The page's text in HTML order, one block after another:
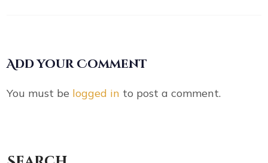
Add your Comment
You must be logged in to post a comment.